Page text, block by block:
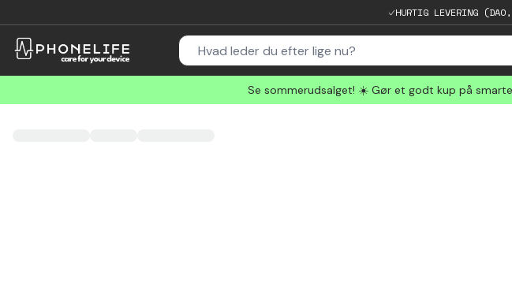
HURTIG LEVERING
Se sommerudsalget! ☀️ Gør et godt kup på